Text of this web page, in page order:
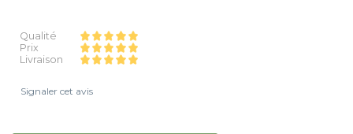
Qualité
Prix
Livraison
Signaler cet avis